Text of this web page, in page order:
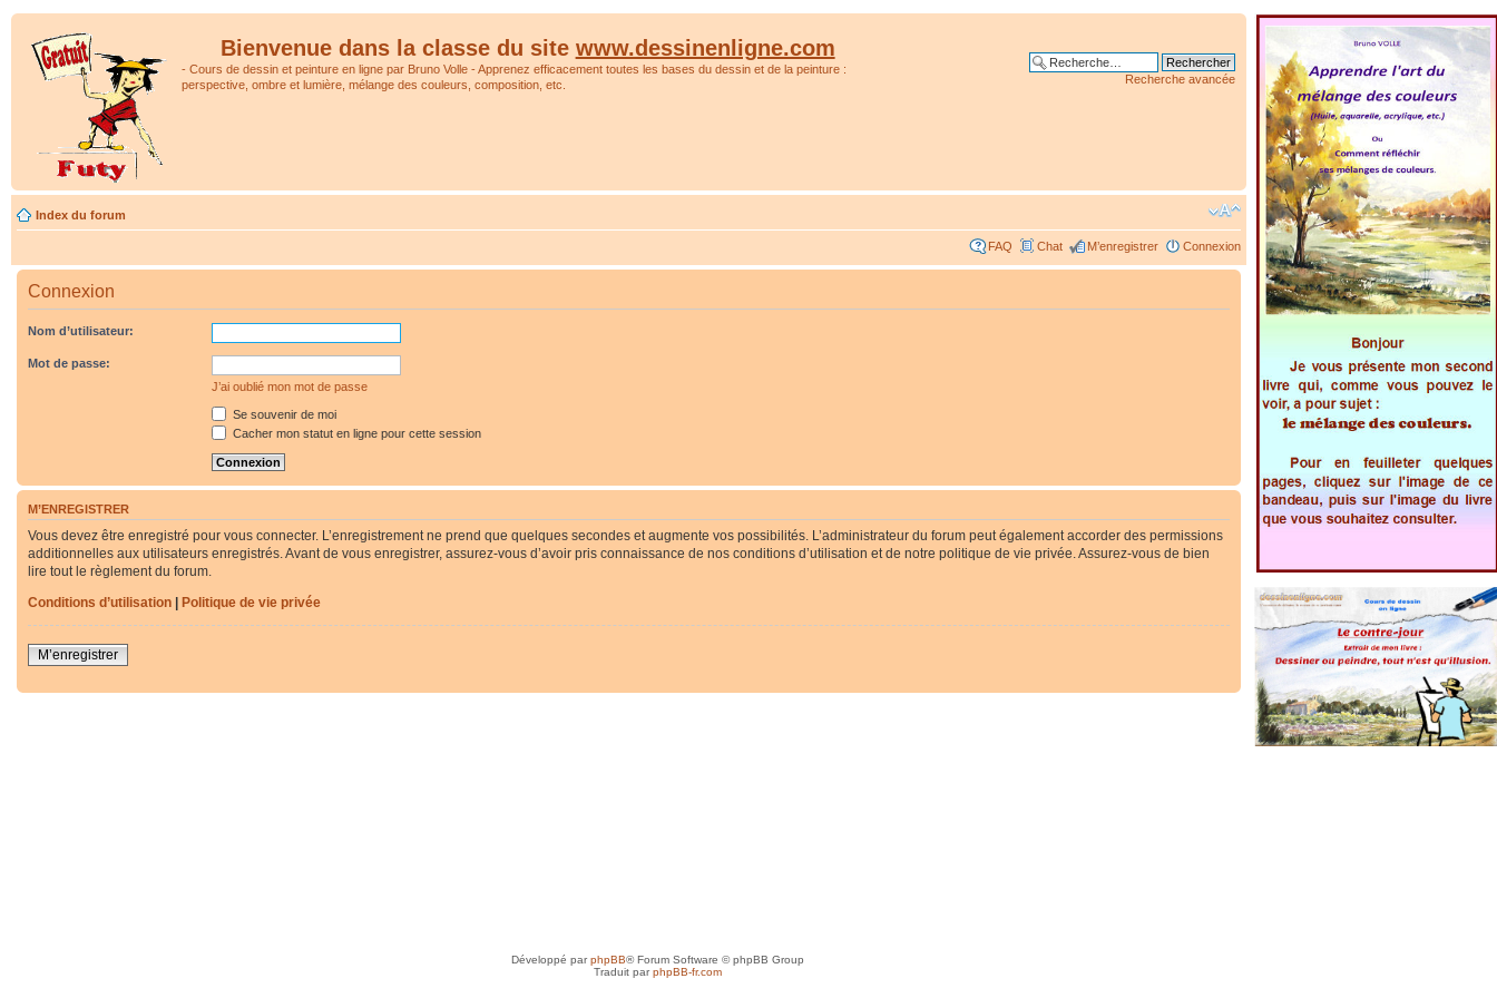
Bienvenue dans la classe du site www.dessinenligne.com
- Cours de dessin et peinture en ligne par Bruno Volle - Apprenez efficacement toutes les bases du dessin et de la peinture :
perspective, ombre et lumière, mélange des couleurs, composition, etc.
Recherche avancée
Index du forum
FAQ Chat M’enregistrer Connexion
Connexion
Nom d’utilisateur:
Mot de passe:
J’ai oublié mon mot de passe
Se souvenir de moi
Cacher mon statut en ligne pour cette session
M’ENREGISTRER
Vous devez être enregistré pour vous connecter. L’enregistrement ne prend que quelques secondes et augmente vos possibilités. L’administrateur du forum peut également accorder des permissions
additionnelles aux utilisateurs enregistrés. Avant de vous enregistrer, assurez-vous d’avoir pris connaissance de nos conditions d’utilisation et de notre politique de vie privée. Assurez-vous de bien
lire tout le règlement du forum.
Conditions d’utilisation | Politique de vie privée
M’enregistrer
Développé parphpBB® Forum Software © phpBB Group
Traduit parphpBB-fr.com